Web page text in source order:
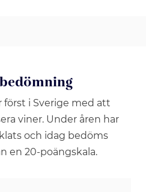
först i Sverige med att
viner. Under åren har
och idag bedöms
en 20-poängskala.